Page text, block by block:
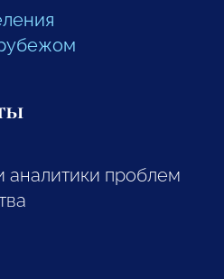
аналитики проблем